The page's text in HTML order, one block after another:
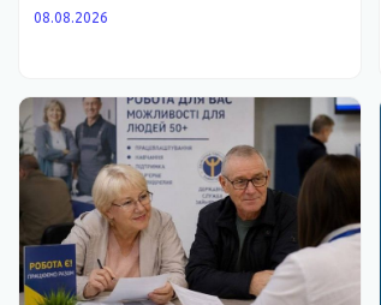
08.08.2026